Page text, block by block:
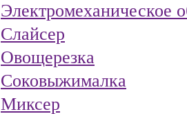
Электромеханическое
Слайсер
Овощерезка
Соковыжималка
Миксер